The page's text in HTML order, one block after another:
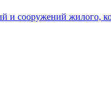
сооружений жилого,